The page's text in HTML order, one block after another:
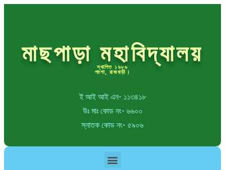
মাছপাড়া মহাবিদ্যালয়
স্থাপিত ১৯৮৬
পাংশা, রাজবাড়ী।
ই আই আই এন- ১১৩৪১৮
উঃ মাঃ কোড নং- ৬৬০০
স্নাতক কোড নং- ৫৯০৬